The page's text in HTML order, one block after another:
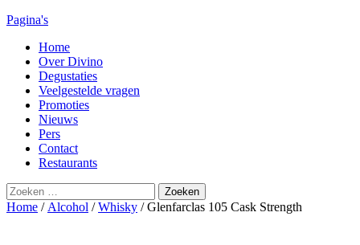
Pagina'sGa
de
inhoud
Home
Over Divino
Degustaties
Veelgestelde vragen
Promoties
Nieuws
Pers
Contact
Restaurants
Zoeken
naar:
Home / Alcohol /Whisky / Glenfarclas 105 Cask Strength